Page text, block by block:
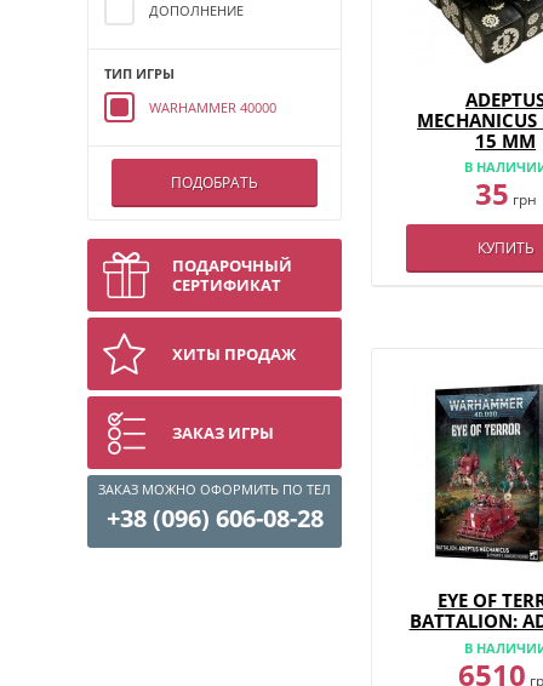
ДОПОЛНЕНИЕ
ТИП ИГРЫ
WARHAMMER 40000
ПОДОБРАТЬ
ПОДАРОЧНЫЙ
СЕРТИФИКАТ
ХИТЫ ПРОДАЖ
ЗАКАЗ ИГРЫ
ЗАКАЗ МОЖНО ОФОРМИТЬ ПО ТЕЛ
+38 (096) 606-08-28
MECHANICUS
15 MM
В
35 грн
КУПИТЬ
EYE OF
BATTALION:
В
6510